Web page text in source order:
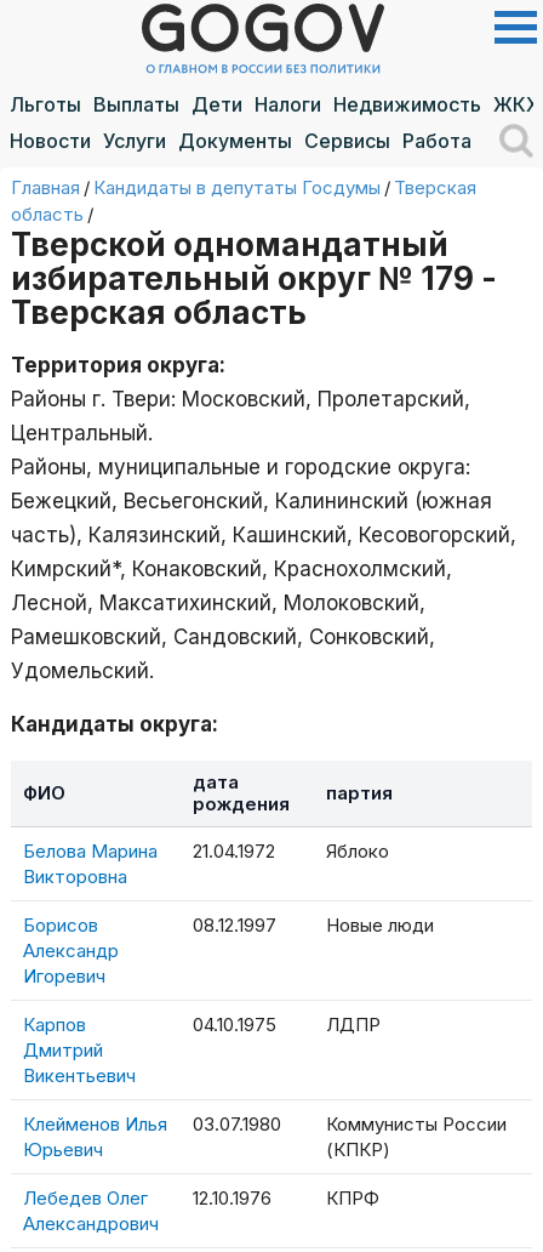
Льготы Выплаты Дети Налоги Недвижимость ЖКХ
Новости Услуги Документы Сервисы Работа
Главная / Кандидаты в депутаты Госдумы / Тверская
область /
Тверской одномандатный
избирательный округ № 179 -
Тверская область
Территория округа:
Районы г. Твери: Московский, Пролетарский,
Центральный.
Районы, муниципальные и городские округа:
Бежецкий, Весьегонский, Калининский (южная
часть), Калязинский, Кашинский, Кесовогорский,
Кимрский*, Конаковский, Краснохолмский,
Лесной, Максатихинский, Молоковский,
Рамешковский, Сандовский, Сонковский,
Удомельский.
Кандидаты округа:
ФИО
дата
рождения
партия
Белова Марина
Викторовна
21.04.1972 Яблоко
Борисов
Александр
Игоревич
08.12.1997 Новые люди
Карпов
Дмитрий
Викентьевич
04.10.1975 ЛДПР
Клейменов Илья
Юрьевич
03.07.1980
Коммунисты России
(КПКР)
Лебедев Олег
Александрович
12.10.1976 КПРФ